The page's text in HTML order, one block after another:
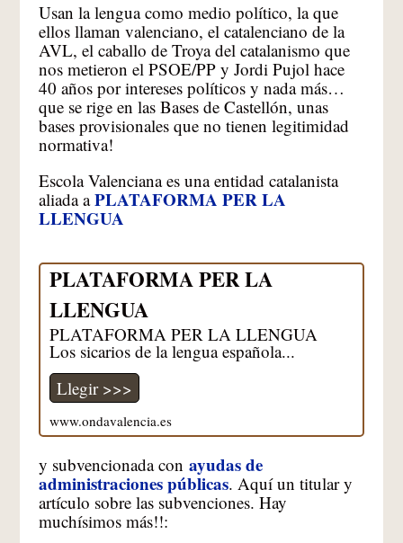
Usan la lengua como medio político, la que
ellos llaman valenciano, el catalenciano de la
AVL, el caballo de Troya del catalanismo que
nos metieron el PSOE/PP y Jordi Pujol hace
40 años por intereses políticos y nada más…
que se rige en las Bases de Castellón, unas
bases provisionales que no tienen legitimidad
normativa!
Escola Valenciana es una entidad catalanista
aliada a PLATAFORMA PER LA
LLENGUA
PLATAFORMA PER LA
LLENGUA
PLATAFORMA PER LA LLENGUA
Los sicarios de la lengua española...
Llegir >>>
www.ondavalencia.es
y subvencionada con ayudas de
administraciones públicas. Aquí un titular y
artículo sobre las subvenciones. Hay
muchísimos más!!: